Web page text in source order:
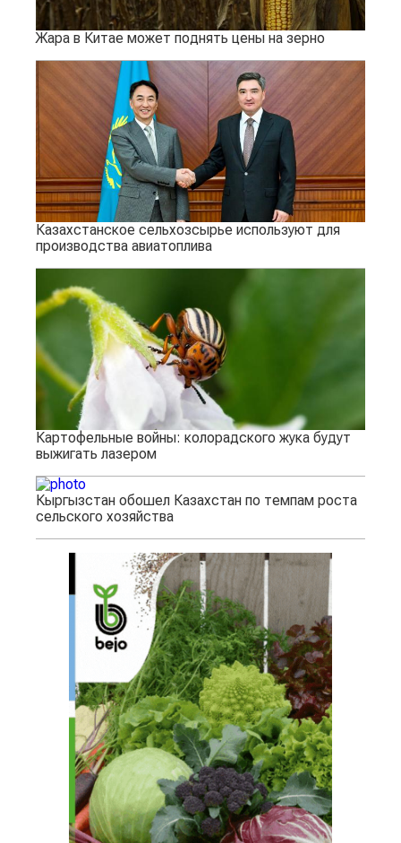
Жара в Китае может поднять цены на зерно
Казахстанское сельхозсырье используют для
производства авиатоплива
Картофельные войны: колорадского жука будут
выжигать лазером
Кыргызстан обошел Казахстан по темпам роста
сельского хозяйства